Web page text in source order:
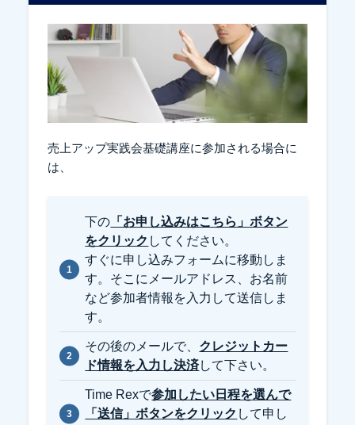
売上アップ実践会基礎講座に参加される場合に
は、
下の 「お申し込みはこちら」ボタン
をクリック してください。
すぐに申し込みフォームに移動しま
す。そこにメールアドレス、お名前
など参加者情報を入力して送信しま
す。
その後のメールで、 クレジットカー
ド情報を入力し決済して下さい。
Time Rexで参加したい日程を選んで
「送信」ボタンをクリック して申し